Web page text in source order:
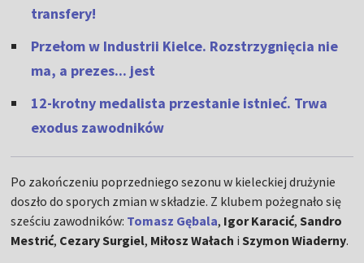
transfery!
Przełom w Industrii Kielce. Rozstrzygnięcia nie
ma, a prezes... jest
12-krotny medalista przestanie istnieć. Trwa
exodus zawodników
Po zakończeniu poprzedniego sezonu w kieleckiej drużynie
doszło do sporych zmian w składzie. Z klubem pożegnało się
sześciu zawodników: Tomasz Gębala, Igor Karacić,Sandro
Mestrić, Cezary Surgiel, Miłosz Wałach iSzymon Wiaderny.